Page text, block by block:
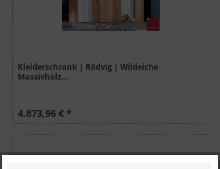
Kleiderschrank | Rödvig | Wildeiche
Massivholz...
4.873,96 € *